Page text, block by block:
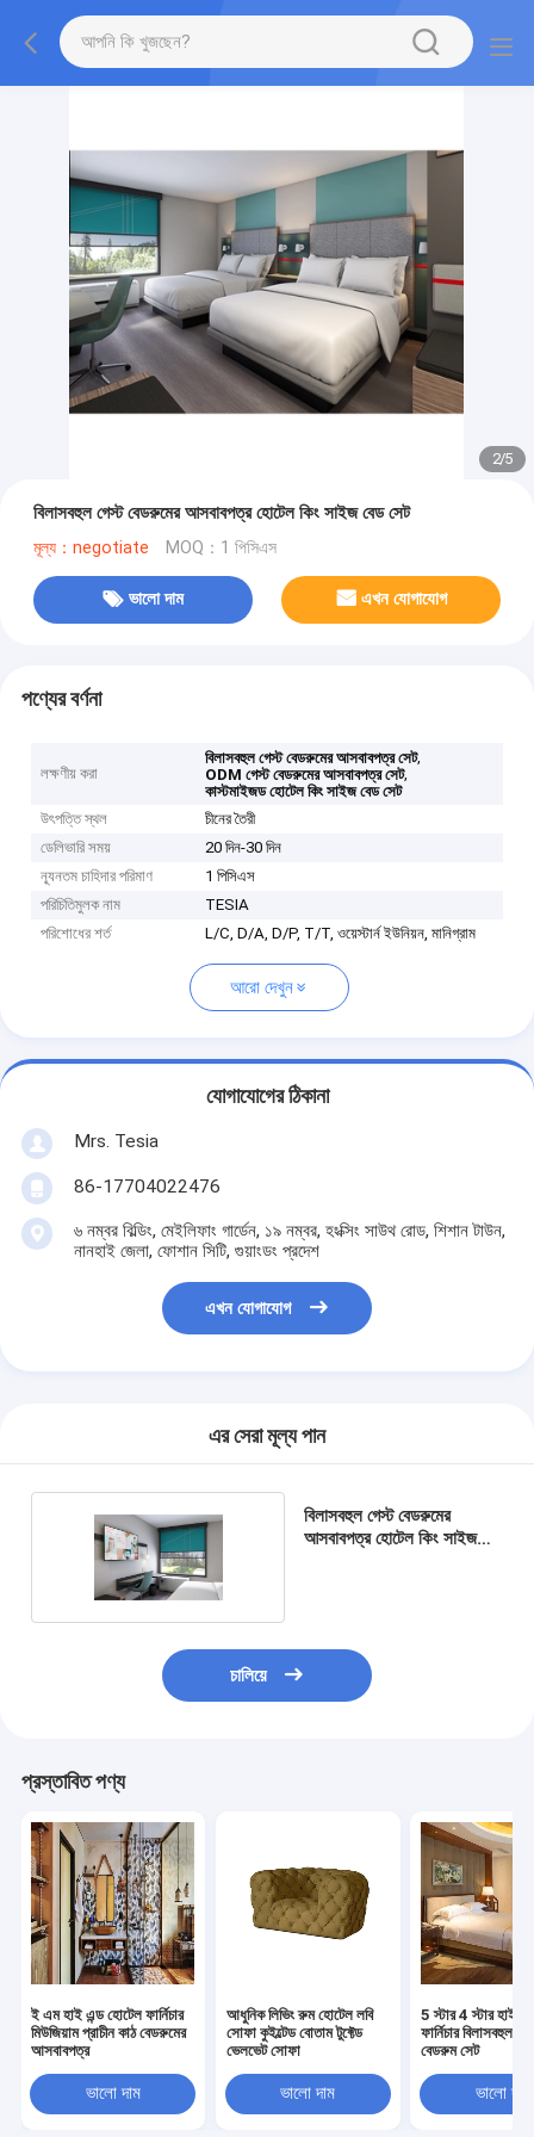
2/5
বিলাসবহুল গেস্ট বেডরুমের আসবাবপত্র হোটেল কিং সাইজ বেড সেট
মূল্য：negotiate MOQ：1 পিসিএস
ভালো দাম এখন যোগাযোগ
পণ্যের বর্ণনা
লক্ষণীয় করা
বিলাসবহুল গেস্ট বেডরুমের আসবাবপত্র সেট,
ODM গেস্ট বেডরুমের আসবাবপত্র সেট,
কাস্টমাইজড হোটেল কিং সাইজ বেড সেট
উৎপত্তি স্থল
চীনের তৈরী
ডেলিভারি সময়
20 দিন-30 দিন
ন্যূনতম চাহিদার পরিমাণ
1 পিসিএস
পরিচিতিমুলক নাম
TESIA
পরিশোধের শর্ত
L/C, D/A, D/P, T/T, ওয়েস্টার্ন ইউনিয়ন, মানিগ্রাম
আরো দেখুন
যোগাযোগের ঠিকানা
Mrs. Tesia
86-17704022476
৬ নম্বর বিল্ডিং, মেইলিফাং গার্ডেন, ১৯ নম্বর, হংক্সিং সাউথ রোড, শিশান টাউন,
নানহাই জেলা, ফোশান সিটি, গুয়াংডং প্রদেশ
এখন যোগাযোগ
এর সেরা মূল্য পান
বিলাসবহুল গেস্ট বেডরুমের
আসবাবপত্র হোটেল কিং সাইজ
চালিয়ে
প্রস্তাবিত পণ্য
ই এম হাই এন্ড হোটেল ফার্নিচার
মিউজিয়াম প্রাচীন কাঠ বেডরুমের
আসবাবপত্র
ভালো দাম
আধুনিক লিভিং রুম হোটেল লবি
সোফা কুইল্টেড বোতাম টুফ্টেড
ভেলভেট সোফা
ভালো দাম
5 স্টার 4 স্টার হাই
ফার্নিচার বিলাসবহুল
বেডরুম সেট
ভালো দাম